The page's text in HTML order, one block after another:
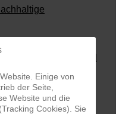
es an!
Hintergrund
Einige von
der Seite,
Website und die
Cookies). Sie